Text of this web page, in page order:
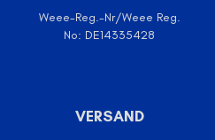
Weee-Reg.-Nr/Weee Reg.
No: DE14335428
VERSAND